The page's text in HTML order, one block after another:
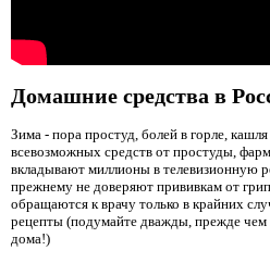
Домашние средства в
Зима - пора простуд, болей в горле,
всевозможных средств от простуды,
вкладывают миллионы в телевизионную
прежнему не доверяют прививкам от
обращаются к врачу только в крайних
рецепты (подумайте дважды, прежде чем
дома!)